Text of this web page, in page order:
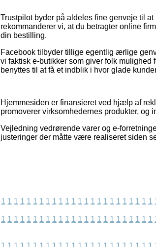
Trustpilot byder på aldeles fine genveje til
rekommanderer vi, at du betragter online
din bestilling.
Facebook tilbyder tillige egentlig ærlige
vi faktisk e-butikker som giver folk
benyttes til at få et indblik i hvor glade
Hjemmesiden er finansieret ved hjælp af
promoverer virksomhedernes produkter, og
Vejledning vedrørende varer og e-
justeringer der måtte være realiseret siden
1 1 1 1 1 1 1 1 1 1 1 1 1 1 1 1 1 1 1 1 1 1 1 1
1 1 1 1 1 1 1 1 1 1 1 1 1 1 1 1 1 1 1 1 1 1 1 1